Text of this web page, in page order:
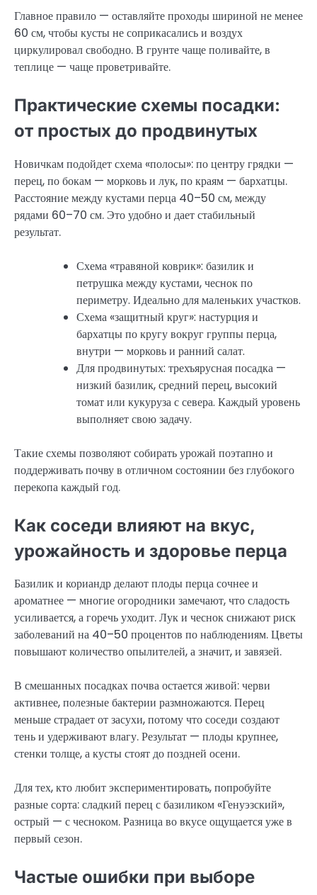
Главное правило — оставляйте проходы шириной не менее
60 см, чтобы кусты не соприкасались и воздух
циркулировал свободно. В грунте чаще поливайте, в
теплице — чаще проветривайте.
Практические схемы посадки:
от простых до продвинутых
Новичкам подойдет схема «полосы»: по центру грядки —
перец, по бокам — морковь и лук, по краям — бархатцы.
Расстояние между кустами перца 40–50 см, между
рядами 60–70 см. Это удобно и дает стабильный
результат.
Схема «травяной коврик»: базилик и
петрушка между кустами, чеснок по
периметру. Идеально для маленьких участков.
Схема «защитный круг»: настурция и
бархатцы по кругу вокруг группы перца,
внутри — морковь и ранний салат.
Для продвинутых: трехъярусная посадка —
низкий базилик, средний перец, высокий
томат или кукуруза с севера. Каждый уровень
выполняет свою задачу.
Такие схемы позволяют собирать урожай поэтапно и
поддерживать почву в отличном состоянии без глубокого
перекопа каждый год.
Как соседи влияют на вкус,
урожайность и здоровье перца
Базилик и кориандр делают плоды перца сочнее и
ароматнее — многие огородники замечают, что сладость
усиливается, а горечь уходит. Лук и чеснок снижают риск
заболеваний на 40–50 процентов по наблюдениям. Цветы
повышают количество опылителей, а значит, и завязей.
В смешанных посадках почва остается живой: черви
активнее, полезные бактерии размножаются. Перец
меньше страдает от засухи, потому что соседи создают
тень и удерживают влагу. Результат — плоды крупнее,
стенки толще, а кусты стоят до поздней осени.
Для тех, кто любит экспериментировать, попробуйте
разные сорта: сладкий перец с базиликом «Генуэзский»,
острый — с чесноком. Разница во вкусе ощущается уже в
первый сезон.
Частые ошибки при выборе